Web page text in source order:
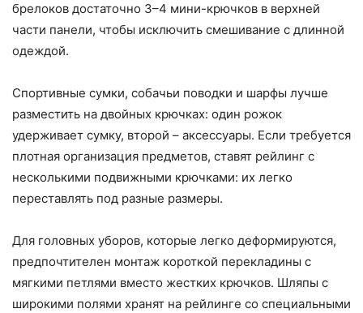
брелоков достаточно 3–4 мини-крючков в верхней
части панели, чтобы исключить смешивание с длинной
одеждой.
Спортивные сумки, собачьи поводки и шарфы лучше
разместить на двойных крючках: один рожок
удерживает сумку, второй – аксессуары. Если требуется
плотная организация предметов, ставят рейлинг с
несколькими подвижными крючками: их легко
переставлять под разные размеры.
Для головных уборов, которые легко деформируются,
предпочтителен монтаж короткой перекладины с
мягкими петлями вместо жестких крючков. Шляпы с
широкими полями хранят на рейлинге со специальными